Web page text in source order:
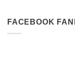
FACEBOOK